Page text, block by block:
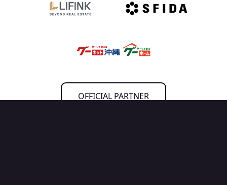
OFFICIAL PARTNER